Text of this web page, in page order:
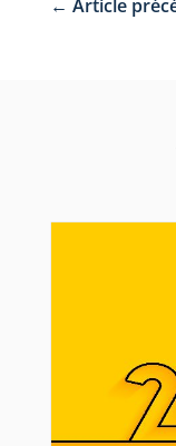
← Article